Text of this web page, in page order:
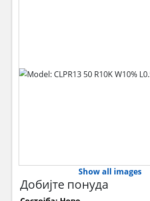
Show all images
Добијте понуда